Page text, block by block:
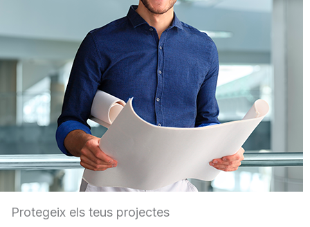
Protegeix els teus projectes